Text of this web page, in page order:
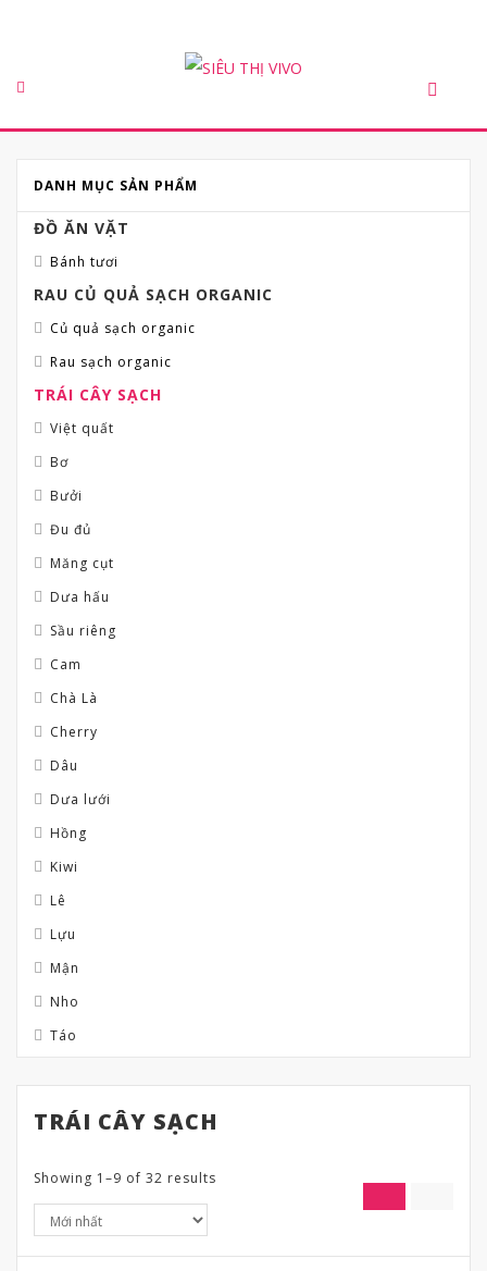
DANH MỤC SẢN PHẨM
ĐỒ ĂN VẶT
Bánh tươi
RAU CỦ QUẢ SẠCH ORGANIC
Củ quả sạch organic
Rau sạch organic
TRÁI CÂY SẠCH
Việt quất
Bơ
Bưởi
Đu đủ
Măng cụt
Dưa hấu
Sầu riêng
Cam
Chà Là
Cherry
Dâu
Dưa lưới
Hồng
Kiwi
Lê
Lựu
Mận
Nho
Táo
TRÁI CÂY SẠCH
Showing 1–9 of 32 results